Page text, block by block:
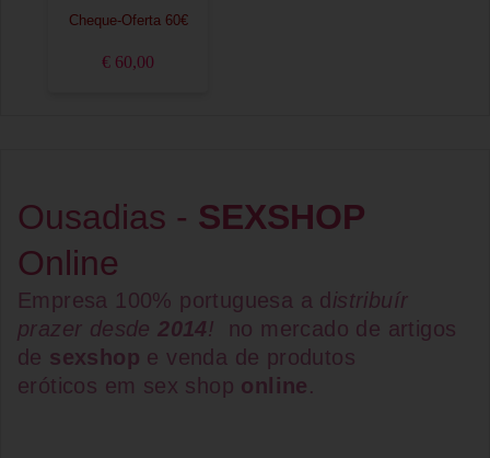
Cheque-Oferta 60€
€ 60,00
Ousadias - SEXSHOP
Online
Empresa 100% portuguesa a d istribuír
prazer desde2014!
no mercado de artigos
de sexshop e venda de produtos
eróticos em sex shop online.